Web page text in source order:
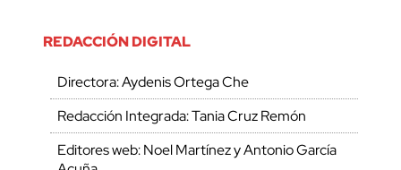
REDACCIÓN DIGITAL
Directora: Aydenis Ortega Che
Redacción Integrada: Tania Cruz Remón
Editores web: Noel Martínez y Antonio García